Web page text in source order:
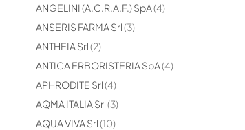
ANGELINI (A.C.R.A.F.) SpA 4
elementi
ANSERIS FARMA Srl 3
elementi
ANTHEIA Srl 2
elementi
ANTICA ERBORISTERIA SpA 4
elementi
APHRODITE Srl 4
elementi
AQMA ITALIA Srl 3
elementi
AQUA VIVA Srl 10
elementi